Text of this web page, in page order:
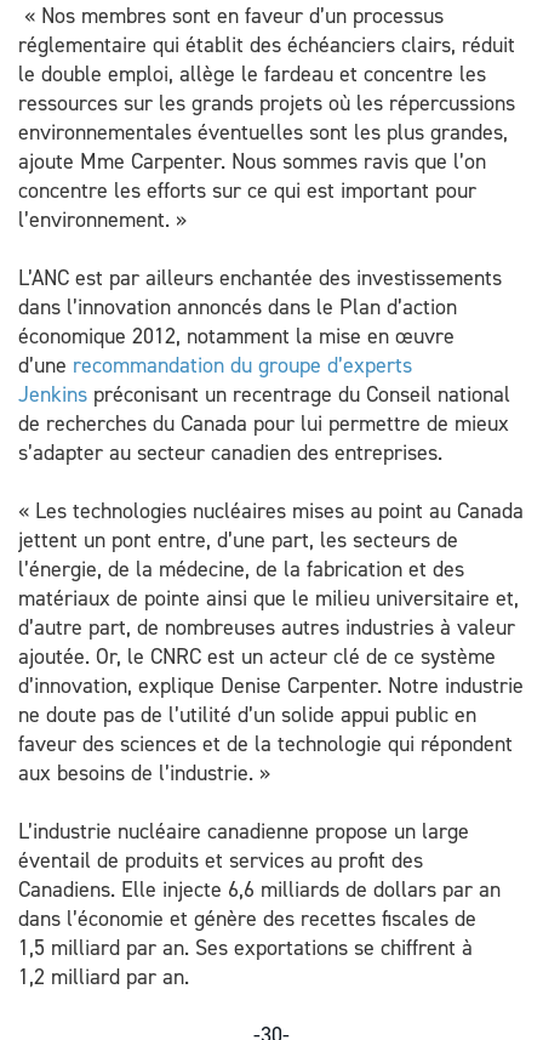
« Nos membres sont en faveur d’un processus
réglementaire qui établit des échéanciers clairs, réduit
le double emploi, allège le fardeau et concentre les
ressources sur les grands projets où les répercussions
environnementales éventuelles sont les plus grandes,
ajoute Mme Carpenter. Nous sommes ravis que l’on
concentre les efforts sur ce qui est important pour
l’environnement. »
L’ANC est par ailleurs enchantée des investissements
dans l’innovation annoncés dans le Plan d’action
économique 2012, notamment la mise en œuvre
d’une recommandation du groupe d’experts
Jenkins préconisant un recentrage du Conseil national
de recherches du Canada pour lui permettre de mieux
s’adapter au secteur canadien des entreprises.
« Les technologies nucléaires mises au point au Canada
jettent un pont entre, d’une part, les secteurs de
l’énergie, de la médecine, de la fabrication et des
matériaux de pointe ainsi que le milieu universitaire et,
d’autre part, de nombreuses autres industries à valeur
ajoutée. Or, le CNRC est un acteur clé de ce système
d’innovation, explique Denise Carpenter. Notre industrie
ne doute pas de l’utilité d’un solide appui public en
faveur des sciences et de la technologie qui répondent
aux besoins de l’industrie. »
L’industrie nucléaire canadienne propose un large
éventail de produits et services au profit des
Canadiens. Elle injecte 6,6 milliards de dollars par an
dans l’économie et génère des recettes fiscales de
1,5 milliard par an. Ses exportations se chiffrent à
1,2 milliard par an.